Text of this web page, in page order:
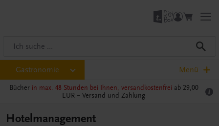
Gastronomie Menü
Bücher in max. 48 Stunden bei Ihnen, versandkostenfrei ab 29,00
EUR – Versand und Zahlung
Hotelmanagement